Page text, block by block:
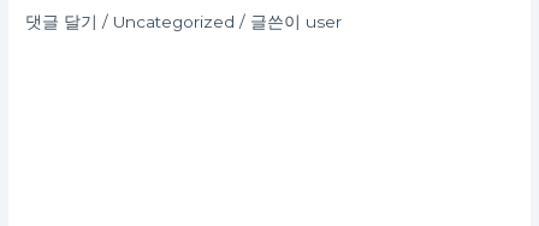
댓글 달기 / Uncategorized / 글쓴이 user